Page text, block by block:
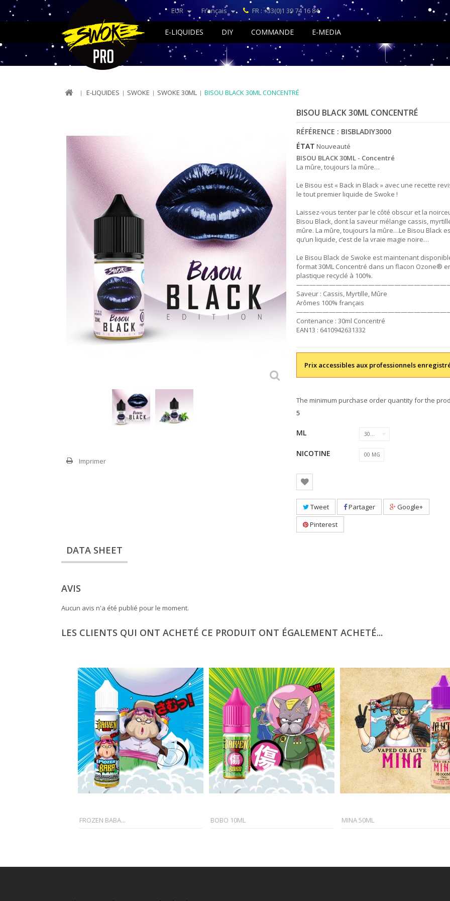
EUR Français FR : +33(0)1 39 74 16 84
E-LIQUIDES DIY COMMANDE E-MEDIA
E-LIQUIDES SWOKE SWOKE 30ML BISOU BLACK 30ML CONCENTRÉ
Imprimer
BISOU BLACK 30ML CONCENTRÉ
RÉFÉRENCE : BISBLADIY3000
ÉTAT Nouveauté
BISOU BLACK 30ML - Concentré
La mûre, toujours la mûre…
Le Bisou est « Back in Black » avec une recette
le tout premier liquide de Swoke !
Laissez-vous tenter par le côté obscur et la
Bisou Black, dont la saveur mélange cassis,
mûre. La mûre, toujours la mûre…Le Bisou Black
qu’un liquide, c’est de la vraie magie noire…
Le Bisou Black de Swoke est maintenant
format 30ML Concentré dans un flacon Ozone®
plastique recyclé à 100%.
Saveur : Cassis, Myrtille, Mûre
Arômes 100% français
Contenance : 30ml Concentré
EAN13 : 6410942631332
Prix accessibles aux professionnels
The minimum purchase order quantity for the
5
ML 30 ML
NICOTINE 00 MG
Tweet Partager
Google+
Pinterest
DATA SHEET
AVIS
Aucun avis n'a été publié pour le moment.
LES CLIENTS QUI ONT ACHETÉ CE PRODUIT ONT ÉGALEMENT ACHETÉ...
FROZEN BABA... BOBO 10ML MINA 50ML